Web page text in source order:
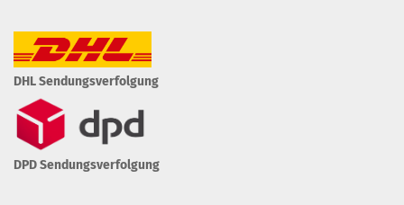
DHL Sendungsverfolgung
DPD Sendungsverfolgung